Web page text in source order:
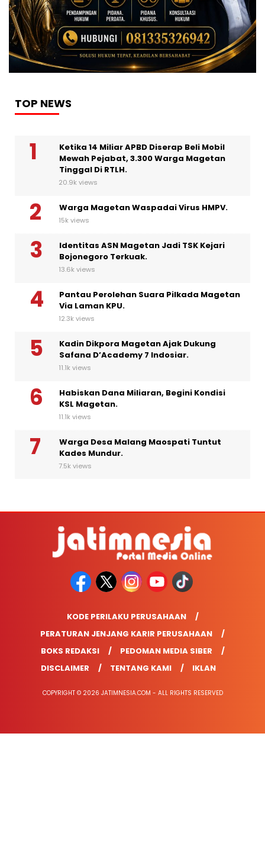
TOP NEWS
Ketika 14 Miliar APBD Diserap Beli Mobil
Mewah Pejabat, 3.300 Warga Magetan
Tinggal Di RTLH.
20.9k views
Warga Magetan Waspadai Virus HMPV.
15k views
Identitas ASN Magetan Jadi TSK Kejari
Bojonegoro Terkuak.
13.6k views
Pantau Perolehan Suara Pilkada Magetan
Via Laman KPU.
12.3k views
Kadin Dikpora Magetan Ajak Dukung
Safana D’Academy 7 Indosiar.
11.1k views
Habiskan Dana Miliaran, Begini Kondisi
KSL Magetan.
11.1k views
Warga Desa Malang Maospati Tuntut
Kades Mundur.
7.5k views
KODE PERILAKU PERUSAHAAN
PERATURAN JENJANG KARIR PERUSAHAAN
BOKS REDAKSI
PEDOMAN MEDIA SIBER
DISCLAIMER
TENTANG KAMI IKLAN
COPYRIGHT © 2026 JATIMNESIA.COM - ALL RIGHTS RESERVED